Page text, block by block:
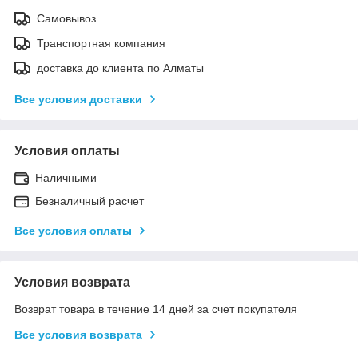
Самовывоз
Транспортная компания
доставка до клиента по Алматы
Все условия доставки
Условия оплаты
Наличными
Безналичный расчет
Все условия оплаты
Условия возврата
Возврат товара в течение 14 дней за счет покупателя
Все условия возврата